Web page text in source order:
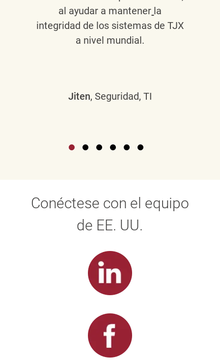
al ayudar a mantener la
integridad de los sistemas de TJX
a nivel mundial.
Jiten, Seguridad, TI
Conéctese con el equipo
de EE. UU.